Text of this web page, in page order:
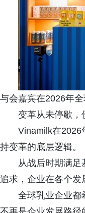
与会嘉宾在2026年
变革从未停歇，
Vinamilk在2026
持变革的底层逻辑。
从战后时期满足
追求，企业在各个
全球乳业企业都